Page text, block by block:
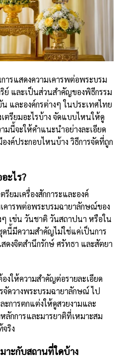
ารแสดงความเคารพต่อพระบรม
และเป็นส่วนสำคัญของพิธีกรรม
และองค์กรต่างๆ ในประเทศไทย
ตรียมอะไรบ้าง จัดแบบไหนให้ดู
มนี้จะให้คำแนะนำอย่างละเอียด
งค์ประกอบไหนบ้าง วิธีการจัดที่ถูก
ะไร?
ยมเครื่องสักการะและองค์
คารพต่อพระบรมฉายาลักษณ์ของ
เช่น วันชาติ วันสถาปนา หรือใน
นี้มีความสำคัญไม่ใช่แค่เป็นการ
งจิตสำนึกรักษ์ ศรัทธา และสัตยา
งให้ความสำคัญต่อรายละเอียด
รจัดวางพระบรมฉายาลักษณ์ ไป
ะการตกแต่งให้ดูสวยงามและ
กการและมารยาติที่เหมาะสม
ริง
าะกับสถานที่ใดบ้าง